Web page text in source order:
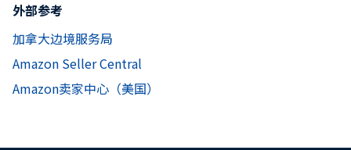
外部参考
加拿大边境服务局
Amazon Seller Central
Amazon卖家中心（美国）